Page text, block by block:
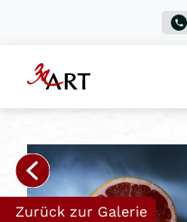
Zurück zur Galerie